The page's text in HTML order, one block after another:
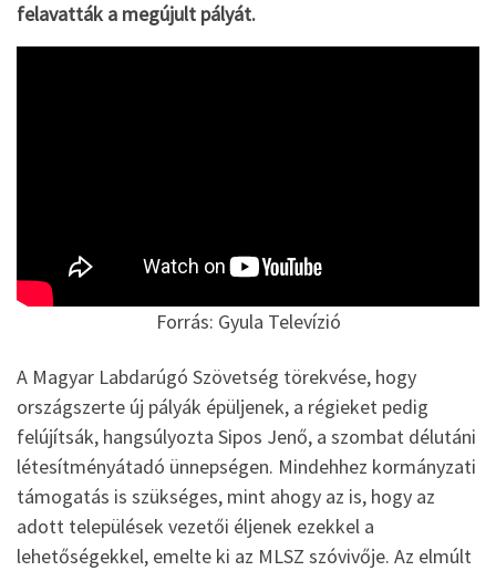
felavatták a megújult pályát.
Forrás: Gyula Televízió
A Magyar Labdarúgó Szövetség törekvése, hogy
országszerte új pályák épüljenek, a régieket pedig
felújítsák, hangsúlyozta Sipos Jenő, a szombat délutáni
létesítményátadó ünnepségen. Mindehhez kormányzati
támogatás is szükséges, mint ahogy az is, hogy az
adott települések vezetői éljenek ezekkel a
lehetőségekkel, emelte ki az MLSZ szóvivője. Az elmúlt